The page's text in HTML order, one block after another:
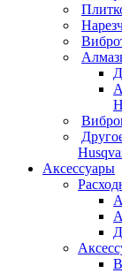
Аксессуары